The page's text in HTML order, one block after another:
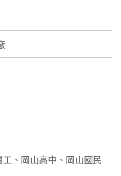
梯大樓 套房
、岡山高中、岡山國民